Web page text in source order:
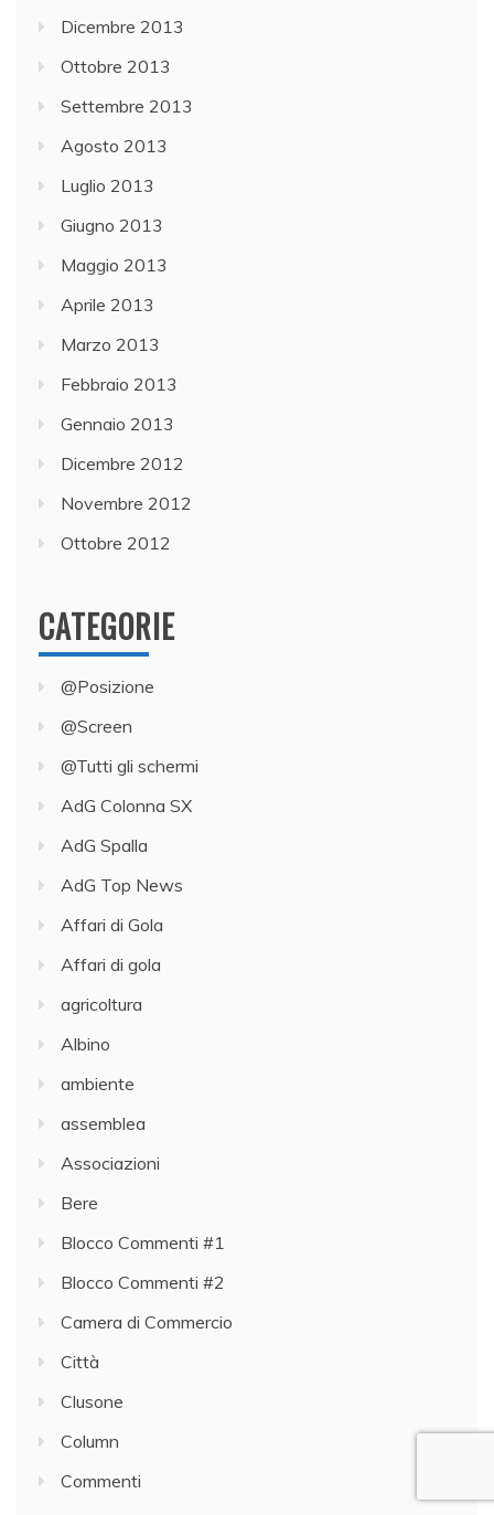
Dicembre 2013
Ottobre 2013
Settembre 2013
Agosto 2013
Luglio 2013
Giugno 2013
Maggio 2013
Aprile 2013
Marzo 2013
Febbraio 2013
Gennaio 2013
Dicembre 2012
Novembre 2012
Ottobre 2012
CATEGORIE
@Posizione
@Screen
@Tutti gli schermi
AdG Colonna SX
AdG Spalla
AdG Top News
Affari di Gola
Affari di gola
agricoltura
Albino
ambiente
assemblea
Associazioni
Bere
Blocco Commenti #1
Blocco Commenti #2
Camera di Commercio
Città
Clusone
Column
Commenti